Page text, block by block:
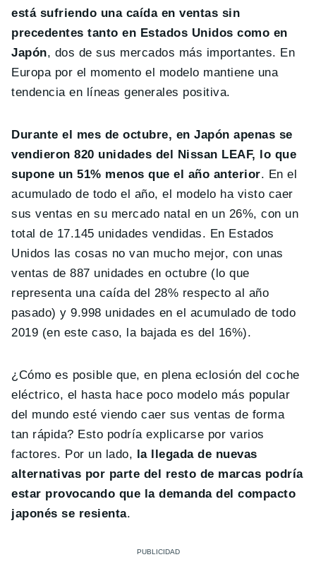
está sufriendo una caída en ventas sin
precedentes tanto en Estados Unidos como en
Japón, dos de sus mercados más importantes. En
Europa por el momento el modelo mantiene una
tendencia en líneas generales positiva.
Durante el mes de octubre, en Japón apenas se
vendieron 820 unidades del Nissan LEAF, lo que
supone un 51% menos que el año anterior. En el
acumulado de todo el año, el modelo ha visto caer
sus ventas en su mercado natal en un 26%, con un
total de 17.145 unidades vendidas. En Estados
Unidos las cosas no van mucho mejor, con unas
ventas de 887 unidades en octubre (lo que
representa una caída del 28% respecto al año
pasado) y 9.998 unidades en el acumulado de todo
2019 (en este caso, la bajada es del 16%).
¿Cómo es posible que, en plena eclosión del coche
eléctrico, el hasta hace poco modelo más popular
del mundo esté viendo caer sus ventas de forma
tan rápida? Esto podría explicarse por varios
factores. Por un lado, la llegada de nuevas
alternativas por parte del resto de marcas podría
estar provocando que la demanda del compacto
japonés se resienta.